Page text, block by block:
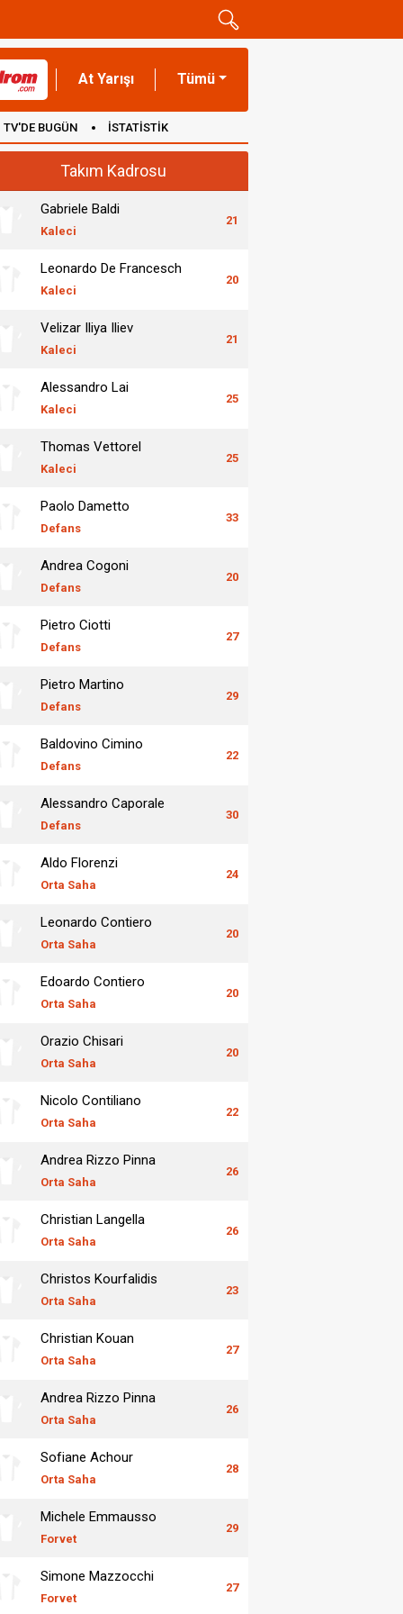
At Yarışı Tümü
TV'DE BUGÜN İSTATİSTİK
Takım Kadrosu
Gabriele Baldi
Kaleci
21
Leonardo De Francesch
Kaleci
20
Velizar Iliya Iliev
Kaleci
21
Alessandro Lai
Kaleci
25
Thomas Vettorel
Kaleci
25
Paolo Dametto
Defans
33
Andrea Cogoni
Defans
20
Pietro Ciotti
Defans
27
Pietro Martino
Defans
29
Baldovino Cimino
Defans
22
Alessandro Caporale
Defans
30
Aldo Florenzi
Orta Saha
24
Leonardo Contiero
Orta Saha
20
Edoardo Contiero
Orta Saha
20
Orazio Chisari
Orta Saha
20
Nicolo Contiliano
Orta Saha
22
Andrea Rizzo Pinna
Orta Saha
26
Christian Langella
Orta Saha
26
Christos Kourfalidis
Orta Saha
23
Christian Kouan
Orta Saha
27
Andrea Rizzo Pinna
Orta Saha
26
Sofiane Achour
Orta Saha
28
Michele Emmausso
Forvet
29
Simone Mazzocchi
Forvet
27